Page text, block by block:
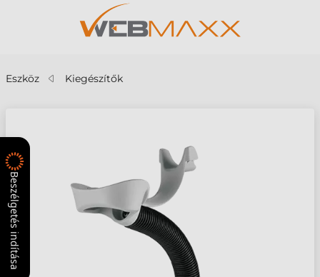
Eszköz Kiegészítők
Beszélgetés indítása